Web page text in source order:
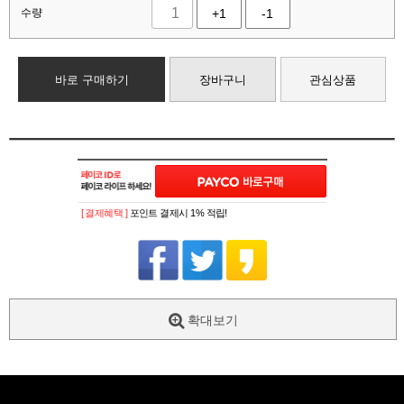
수량 +1 -1
바로 구매하기 장바구니 관심상품
[ 결제혜택 ] 포인트 결제시 1% 적립!
확대보기